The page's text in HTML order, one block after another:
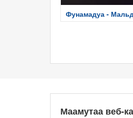
Фунамадуа -
Маамутаа веб-